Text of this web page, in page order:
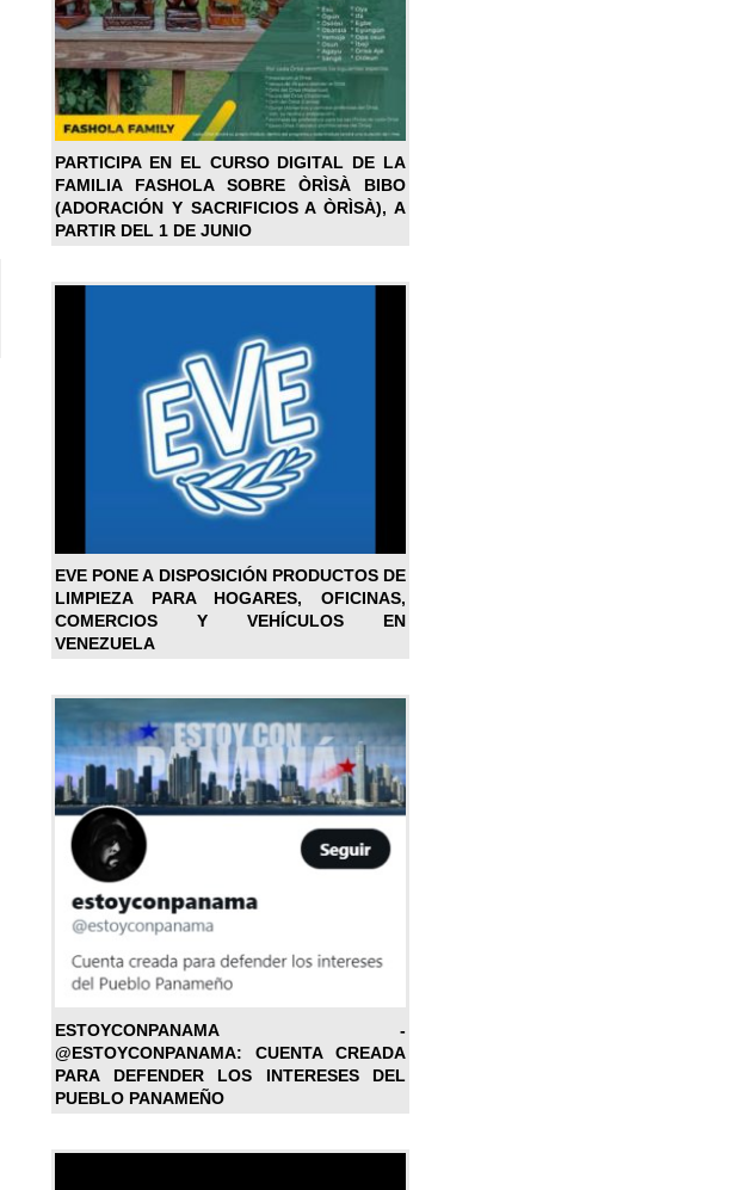
PARTICIPA EN EL CURSO DIGITAL DE LA
FAMILIA FASHOLA SOBRE ÒRÌSÀ BIBO
(ADORACIÓN Y SACRIFICIOS A ÒRÌSÀ), A
PARTIR DEL 1 DE JUNIO
EVE PONE A DISPOSICIÓN PRODUCTOS DE
LIMPIEZA PARA HOGARES, OFICINAS,
COMERCIOS Y VEHÍCULOS EN
VENEZUELA
ESTOYCONPANAMA -
@ESTOYCONPANAMA: CUENTA CREADA
PARA DEFENDER LOS INTERESES DEL
PUEBLO PANAMEÑO